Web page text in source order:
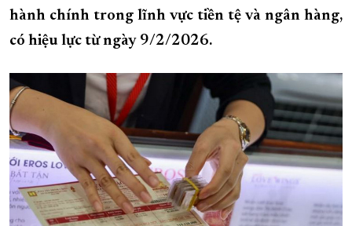
TÀU - XE - MÁY BAY
KỶ NIỆM 370 NĂM XÂY DỰNG VÀ PHÁT TRIỂN TỈNH KHÁNH HÒA
XÂY DỰNG KHÁNH HÒA TRỞ THÀNH THÀNH PHỐ TRỰC THUỘC
ĐẠI HỘI ĐẢNG CÁC CẤP TRANG CHỦ VỀ BÁO KHÁNH HÒA
hành chính trong lĩnh vực tiền tệ và ngân hàng,
có hiệu lực từ ngày 9/2/2026.